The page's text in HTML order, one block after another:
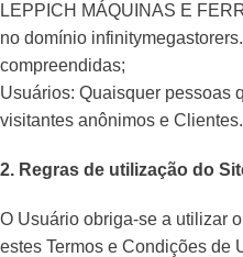
LEPPICH MÁQUINAS E
no domínio
compreendidas;
Usuários: Quaisquer pessoas
visitantes anônimos e Clientes.
2. Regras de utilização do
O Usuário obriga-se a utilizar
estes Termos e Condições de